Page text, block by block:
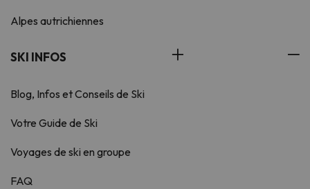
Alpes autrichiennes
SKI INFOS
Blog, Infos et Conseils de Ski
Votre Guide de Ski
Voyages de ski en groupe
FAQ